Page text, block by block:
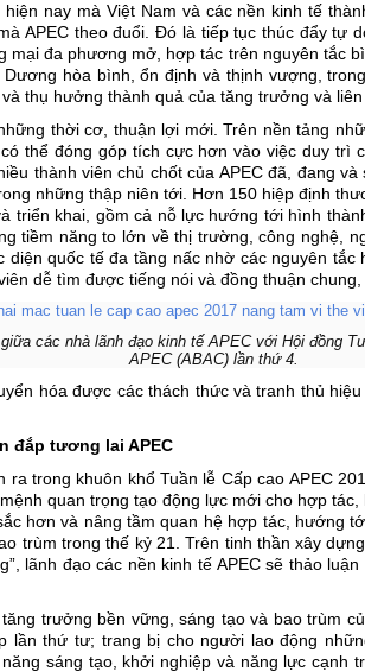
nay mà Việt Nam và các nền kinh tế
APEC theo đuổi. Đó là tiếp tục thúc đẩy tự
mại đa phương mở, hợp tác trên nguyên tắc
hòa bình, ổn định và thịnh vượng,
thụ hưởng thành quả của tăng trưởng và liên
thời cơ, thuận lợi mới. Trên nền tảng
thể đóng góp tích cực hơn vào việc duy trì
thành viên chủ chốt của APEC đã, đang
những thập niên tới. Hơn 150 hiệp định
triển khai, gồm cả nỗ lực hướng tới hình
tiềm năng to lớn về thị trường, công nghệ,
diện quốc tế đa tầng nấc nhờ các nguyên
dễ tìm được tiếng nói và đồng thuận
các nhà lãnh đạo kinh tế APEC với Hội đồng
APEC (ABAC) lần thứ 4.
hóa được các thách thức và tranh thủ
đắp tương lai APEC
ra trong khuôn khổ Tuần lễ Cấp cao APEC
quan trọng tạo động lực mới cho hợp
hơn và nâng tầm quan hệ hợp tác, hướng
trùm trong thế kỷ 21. Trên tinh thần xây
lãnh đạo các nền kinh tế APEC sẽ thảo
trưởng bền vững, sáng tạo và bao trùm
lần thứ tư; trang bị cho người lao động
sáng tạo, khởi nghiệp và năng lực cạnh